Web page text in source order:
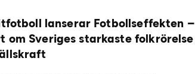
lanserar Fotbollseffekten –
om Sveriges starkaste folkrörelse